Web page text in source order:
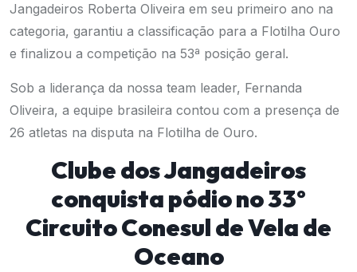
Jangadeiros Roberta Oliveira em seu primeiro ano na
categoria, garantiu a classificação para a Flotilha Ouro
e finalizou a competição na 53ª posição geral.
Sob a liderança da nossa team leader, Fernanda
Oliveira, a equipe brasileira contou com a presença de
26 atletas na disputa na Flotilha de Ouro.
Clube dos Jangadeiros
conquista pódio no 33º
Circuito Conesul de Vela de
Oceano